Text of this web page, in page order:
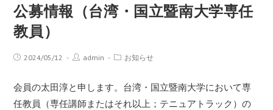
公募情報（台湾・国立暨南大学専任
教員）
2024/05/12 admin お知らせ
会員の太田淳と申します。台湾・国立暨南大学において専
任教員（専任講師またはそれ以上；テニュアトラック）の